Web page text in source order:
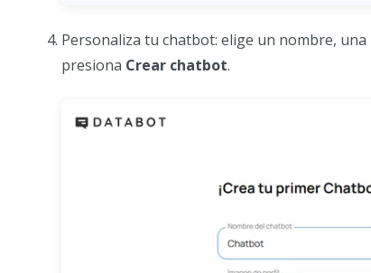
Personaliza tu chatbot: elige un nombre, una
presiona Crear chatbot.